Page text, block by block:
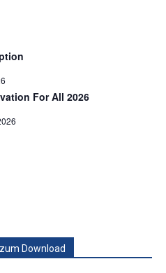
For All 2026
Download